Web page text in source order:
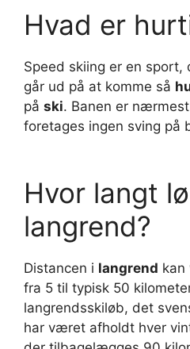
Hvad er
Speed skiing er en sport,
går ud på at komme så
på ski. Banen er
foretages ingen sving på
Hvor langt
langrend?
Distancen i langrend kan
fra 5 til typisk 50
langrendsskiløb, det
har været afholdt hver